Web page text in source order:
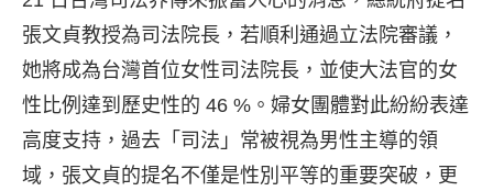
張文貞教授為司法院長，若順利通過立法院審議，
她將成為台灣首位女性司法院長，並使大法官的女
性比例達到歷史性的 46 %。婦女團體對此紛紛表達
高度支持，過去「司法」常被視為男性主導的領
域，張文貞的提名不僅是性別平等的重要突破，更